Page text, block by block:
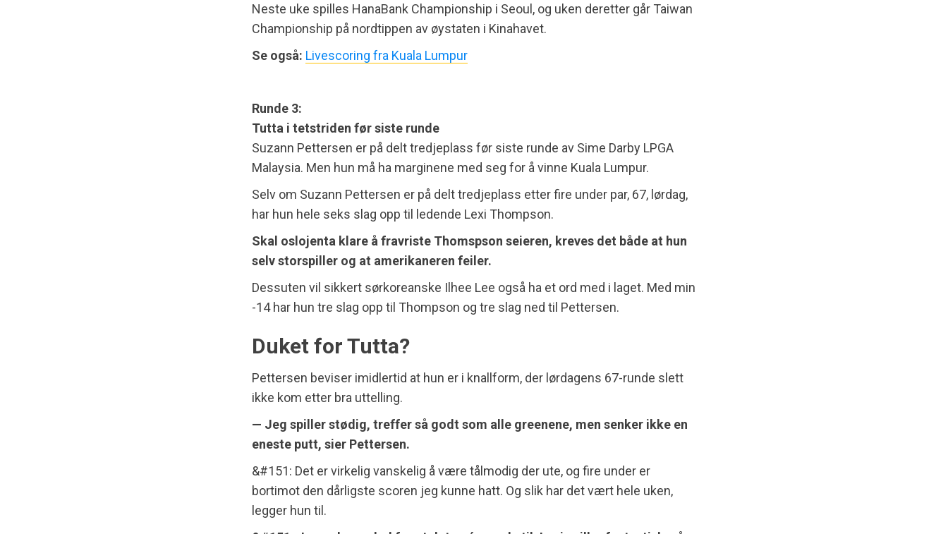
Neste uke spilles HanaBank Championship i Seoul, og uken deretter går Taiwan
Championship på nordtippen av øystaten i Kinahavet.
Se også: Livescoring fra Kuala Lumpur
Runde 3:
Tutta i tetstriden før siste runde
Suzann Pettersen er på delt tredjeplass før siste runde av Sime Darby LPGA
Malaysia. Men hun må ha marginene med seg for å vinne Kuala Lumpur.
Selv om Suzann Pettersen er på delt tredjeplass etter fire under par, 67, lørdag,
har hun hele seks slag opp til ledende Lexi Thompson.
Skal oslojenta klare å fravriste Thomspson seieren, kreves det både at hun
selv storspiller og at amerikaneren feiler.
Dessuten vil sikkert sørkoreanske Ilhee Lee også ha et ord med i laget. Med min
-14 har hun tre slag opp til Thompson og tre slag ned til Pettersen.
Duket for Tutta?
Pettersen beviser imidlertid at hun er i knallform, der lørdagens 67-runde slett
ikke kom etter bra uttelling.
— Jeg spiller stødig, treffer så godt som alle greenene, men senker ikke en
eneste putt, sier Pettersen.
&#151: Det er virkelig vanskelig å være tålmodig der ute, og fire under er
bortimot den dårligste scoren jeg kunne hatt. Og slik har det vært hele uken,
legger hun til.